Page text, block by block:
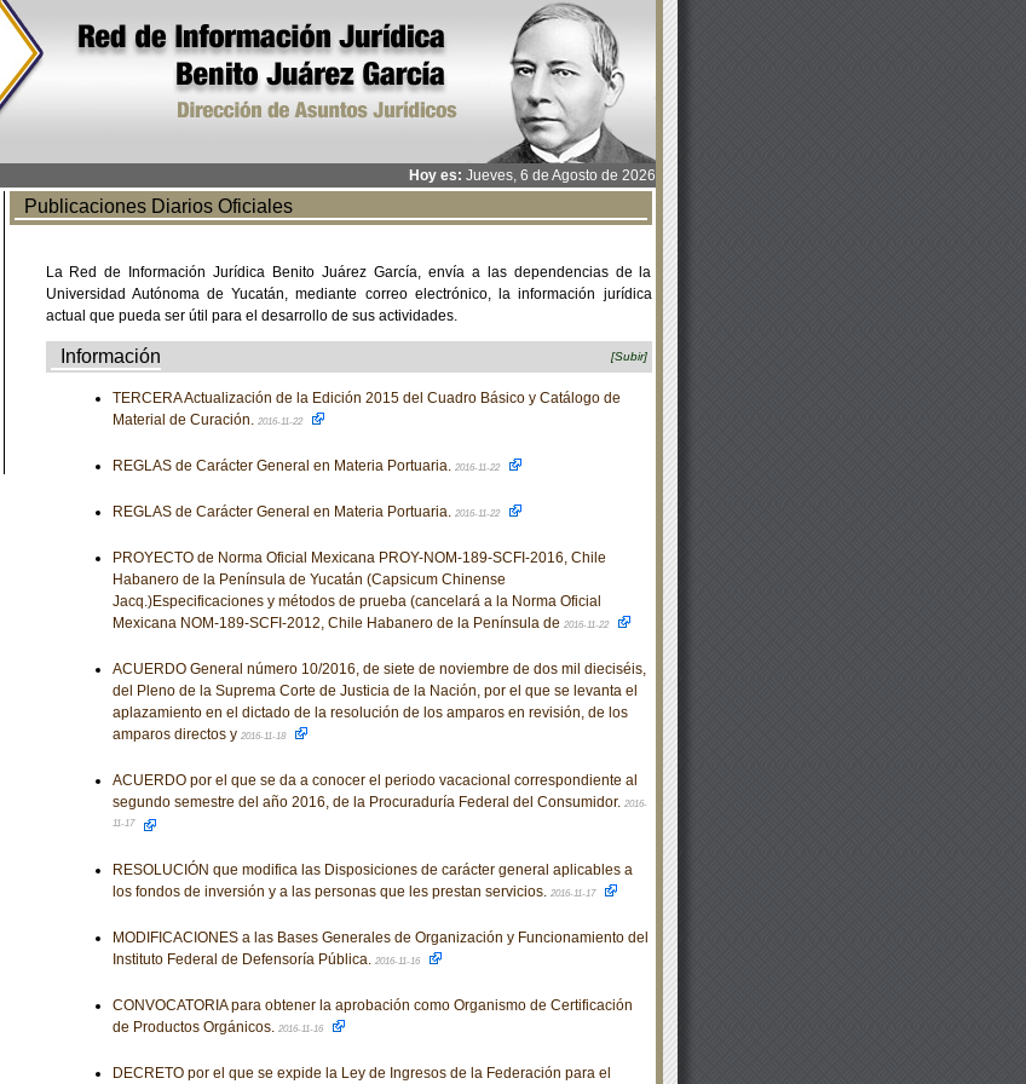
Hoy es: Jueves, 6 de Agosto de 2026
Publicaciones Diarios Oficiales
La Red de Información Jurídica Benito Juárez García, envía a las dependencias de la
Universidad Autónoma de Yucatán, mediante correo electrónico, la información jurídica
actual que pueda ser útil para el desarrollo de sus actividades.
Información [Subir]
TERCERA Actualización de la Edición 2015 del Cuadro Básico y Catálogo de
Material de Curación. 2016-11-22
REGLAS de Carácter General en Materia Portuaria. 2016-11-22
REGLAS de Carácter General en Materia Portuaria. 2016-11-22
PROYECTO de Norma Oficial Mexicana PROY-NOM-189-SCFI-2016, Chile
Habanero de la Península de Yucatán (Capsicum Chinense
Jacq.)Especificaciones y métodos de prueba (cancelará a la Norma Oficial
Mexicana NOM-189-SCFI-2012, Chile Habanero de la Península de 2016-11-22
ACUERDO General número 10/2016, de siete de noviembre de dos mil dieciséis,
del Pleno de la Suprema Corte de Justicia de la Nación, por el que se levanta el
aplazamiento en el dictado de la resolución de los amparos en revisión, de los
amparos directos y 2016-11-18
ACUERDO por el que se da a conocer el periodo vacacional correspondiente al
segundo semestre del año 2016, de la Procuraduría Federal del Consumidor. 2016-
11-17
RESOLUCIÓN que modifica las Disposiciones de carácter general aplicables a
los fondos de inversión y a las personas que les prestan servicios. 2016-11-17
MODIFICACIONES a las Bases Generales de Organización y Funcionamiento del
Instituto Federal de Defensoría Pública. 2016-11-16
CONVOCATORIA para obtener la aprobación como Organismo de Certificación
de Productos Orgánicos. 2016-11-16
DECRETO por el que se expide la Ley de Ingresos de la Federación para el